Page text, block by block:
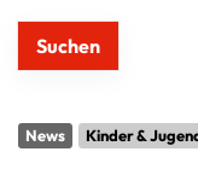
News Kinder &